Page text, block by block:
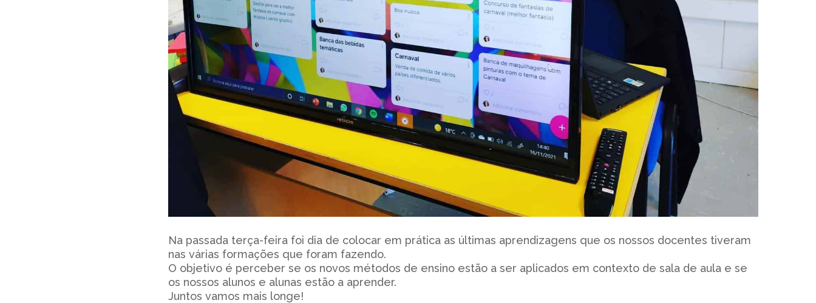
Na passada terça-feira foi dia de colocar em prática as últimas aprendizagens que os nossos docentes tiveram
nas várias formações que foram fazendo.
O objetivo é perceber se os novos métodos de ensino estão a ser aplicados em contexto de sala de aula e se
os nossos alunos e alunas estão a aprender.
Juntos vamos mais longe!